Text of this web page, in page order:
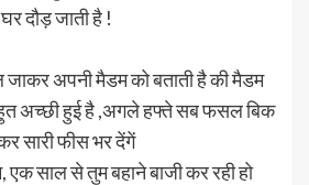
दौड़ जाती है !
अपनी मैडम को बताती है की मैडम
अच्छी हुई है ,अगले हफ्ते सब फसल बिक
सारी फीस भर देंगें
एक साल से तुम बहाने बाजी कर रही हो